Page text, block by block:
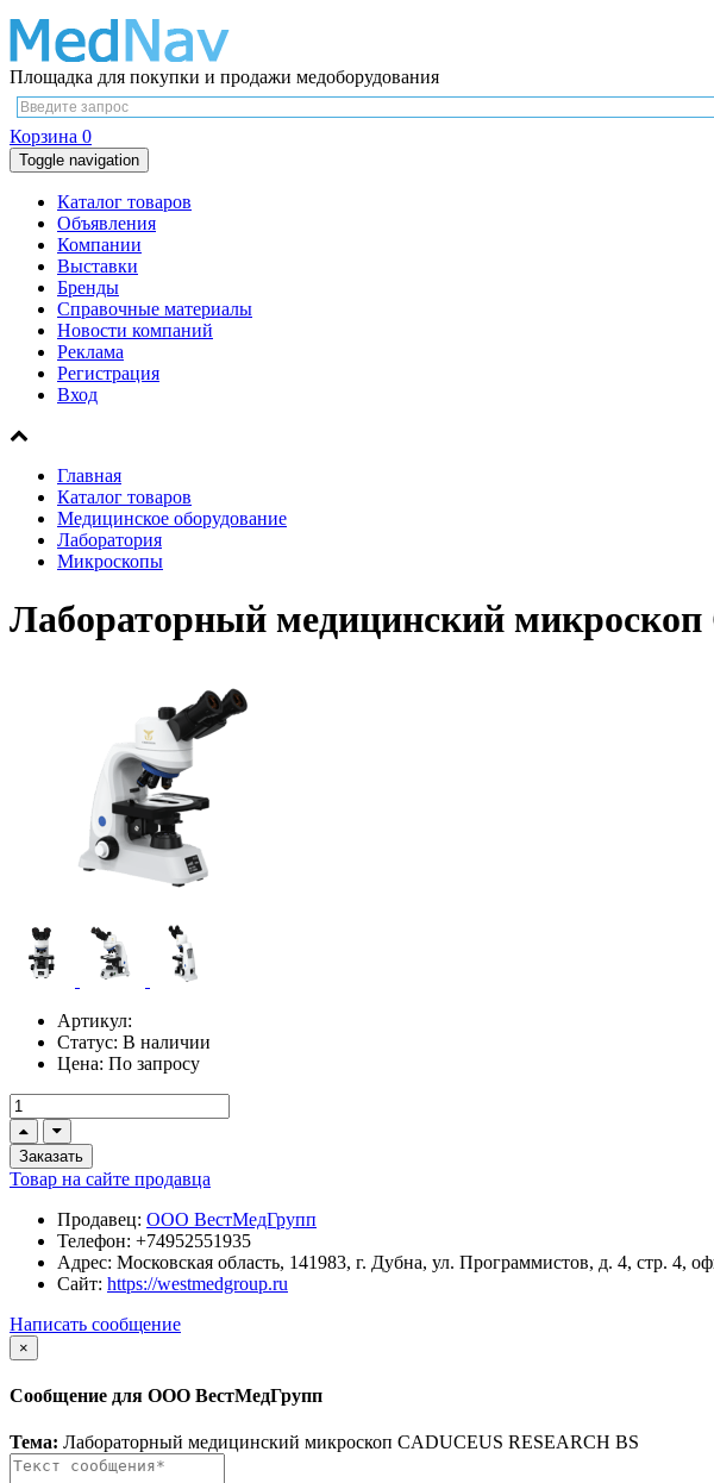
Площадка для покупки и продажи медоборудования
Корзина 0
Toggle navigation
Каталог товаров
Объявления
Компании
Выставки
Бренды
Справочные материалы
Новости компаний
Реклама
Регистрация
Вход
Главная
Каталог товаров
Медицинское оборудование
Лаборатория
Микроскопы
Лабораторный медицинский
Артикул:
Статус: В наличии
Цена: По запросу
Заказать
Товар на сайте продавца
Продавец: ООО ВестМедГрупп
Телефон: +74952551935
Адрес: Московская область, 141983, г. Дубна, ул. Программистов, д. 4, стр. 4,
Сайт: https://westmedgroup.ru
Написать сообщение
×
Сообщение для ООО ВестМедГрупп
Тема: Лабораторный медицинский микроскоп CADUCEUS RESEARCH BS